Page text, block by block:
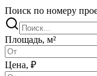
Поиск по номеру
Площадь, м²
Цена, ₽